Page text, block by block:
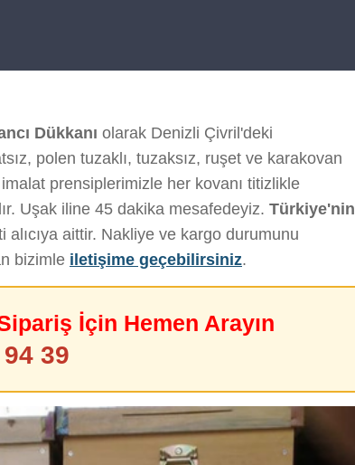
Dükkanı olarak Denizli Çivril'deki
polen tuzaklı, tuzaksız, ruşet ve karakovan
prensiplerimizle her kovanı titizlikle
Uşak iline 45 dakika mesafedeyiz. Türkiye'nin
alıcıya aittir. Nakliye ve kargo durumunu
bizimle iletişime geçebilirsiniz.
İçin Hemen Arayın
39